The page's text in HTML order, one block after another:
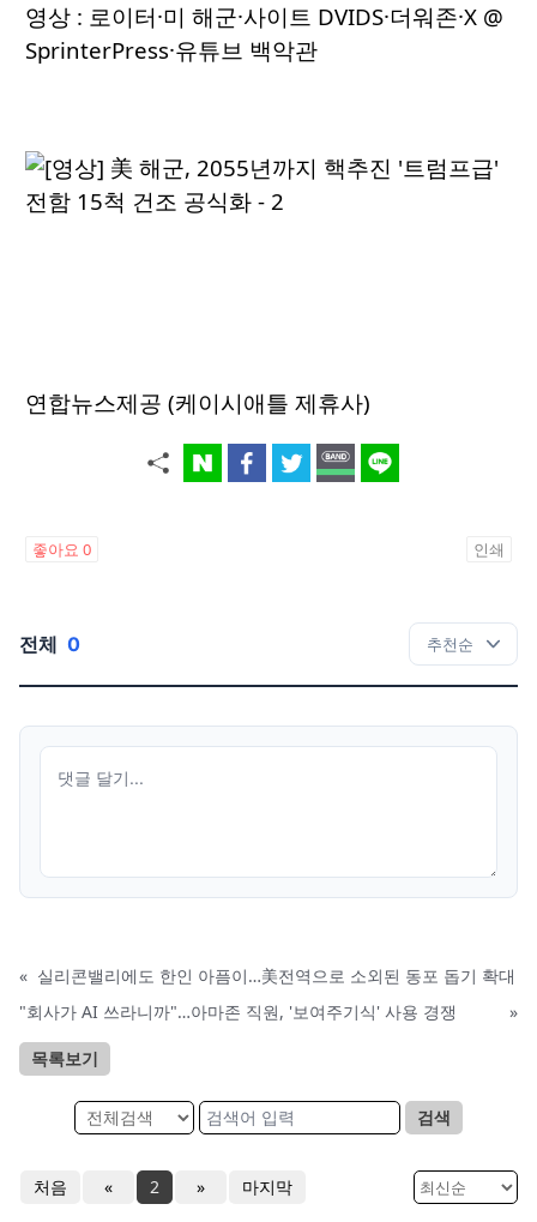
영상 : 로이터·미 해군·사이트 DVIDS·더워존·X @
SprinterPress·유튜브 백악관
연합뉴스제공 (케이시애틀 제휴사)
좋아요 0 인쇄
전체 0
« 실리콘밸리에도 한인 아픔이…美전역으로 소외된 동포 돕기 확대
"회사가 AI 쓰라니까"…아마존 직원, '보여주기식' 사용 경쟁
»
목록보기
검색
처음 « 2 » 마지막